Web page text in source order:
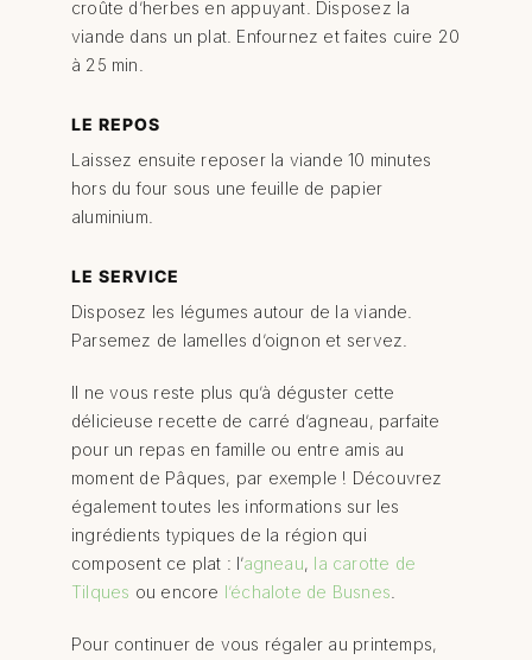
croûte d’herbes en appuyant. Disposez la
viande dans un plat. Enfournez et faites cuire 20
à 25 min.
LE REPOS
Laissez ensuite reposer la viande 10 minutes
hors du four sous une feuille de papier
aluminium.
LE SERVICE
Disposez les légumes autour de la viande.
Parsemez de lamelles d’oignon et servez.
Il ne vous reste plus qu’à déguster cette
délicieuse recette de carré d’agneau, parfaite
pour un repas en famille ou entre amis au
moment de Pâques, par exemple ! Découvrez
également toutes les informations sur les
ingrédients typiques de la région qui
composent ce plat : l’agneau, la carotte de
Tilques ou encore l’échalote de Busnes
Pour continuer de vous régaler au printemps,